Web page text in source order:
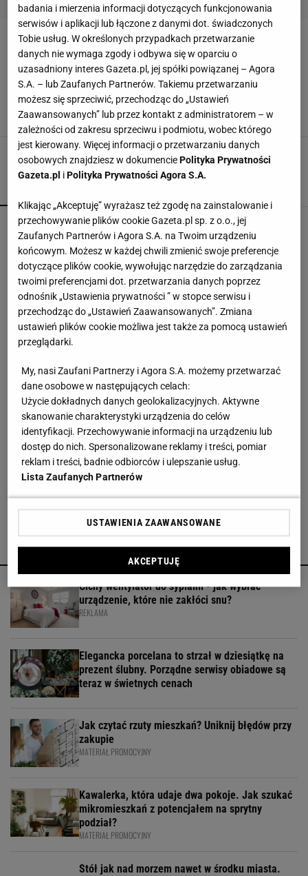
LAMPION LATARNIA
Balkon jak z tablicy Pinteresta. Te lampiony
zrobią klimat jak z bajki
LAMPA SOLARNA LAMPION
LAMPION LATARNIA
LAMPIONY OGRODOWE
Vintage gramofony wracają do łask. Polacy na
nowo pokochali vinyle
Kochały je nasze babcie. Garnki żeliwne są
niezastąpione w letniej i jesiennej kuchni
przełamać strach
MATERIAŁ PROMOCYJNY
Te dywany są porządne jak za dawnych lato.
Piękne wzory, a ceny? Nawet mniej niż 50 zł
Ta luksusowa enklawa na Phuket była kiedyś
kopalnią cyny. Jak "blizna" na mapie wyspy stała
POLECAMY
Cichy wentylator do sypialni - jak wybrać
urządzenie, które nie zakłóci snu?
REKLAMA
Elegancka porcelana to strzał w dziesiątkę na
prezent ślubny. Porządne serwisy obiadowe są
teraz w świetnych cenach
Jak czytać rzuty mieszkań? Uniknij błędów przy
zakupie
MATERIAŁ PROMOCYJNY
Kawalerka, która udaje dwa pokoje. Jak szukać
mikromieszkań z potencjałem na sprytny
podział?
MATERIAŁ PROMOCYJNY
Stół jak nad morzem nawet w środku miasta.
badania i mierzenia informacji dotyczących funkcjonowania
serwisów i aplikacji lub łączone z danymi dot. świadczonych
Tobie usług. W określonych przypadkach przetwarzanie
danych nie wymaga zgody i odbywa się w oparciu o
uzasadniony interes Gazeta.pl, jej spółki powiązanej – Agora
S.A. – lub Zaufanych Partnerów. Takiemu przetwarzaniu
możesz się sprzeciwić, przechodząc do „Ustawień
Zaawansowanych” lub przez kontakt z administratorem – w
zależności od zakresu sprzeciwu i podmiotu, wobec którego
jest kierowany. Więcej informacji o przetwarzaniu danych
osobowych znajdziesz w dokumenciePolityka Prywatności
Gazeta.pl iPolityka Prywatności Agora S.A.
Klikając „Akceptuję” wyrażasz też zgodę na zainstalowanie i
przechowywanie plików cookie Gazeta.pl sp. z o.o., jej
Zaufanych Partnerów i Agora S.A. na Twoim urządzeniu
końcowym. Możesz w każdej chwili zmienić swoje preferencje
dotyczące plików cookie, wywołując narzędzie do zarządzania
twoimi preferencjami dot. przetwarzania danych poprzez
odnośnik „Ustawienia prywatności ” w stopce serwisu i
przechodząc do „Ustawień Zaawansowanych”. Zmiana
ustawień plików cookie możliwa jest także za pomocą ustawień
przeglądarki.
My, nasi Zaufani Partnerzy i Agora S.A. możemy przetwarzać
dane osobowe w następujących celach:
Użycie dokładnych danych geolokalizacyjnych. Aktywne
skanowanie charakterystyki urządzenia do celów
identyfikacji. Przechowywanie informacji na urządzeniu lub
dostęp do nich. Spersonalizowane reklamy i treści, pomiar
reklam i treści, badnie odbiorców i ulepszanie usług.
Lista Zaufanych Partnerów
USTAWIENIA ZAAWANSOWANE
AKCEPTUJĘ